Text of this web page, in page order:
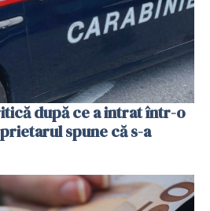
după ce a intrat într-o
spune că s-a